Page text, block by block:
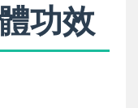
功效